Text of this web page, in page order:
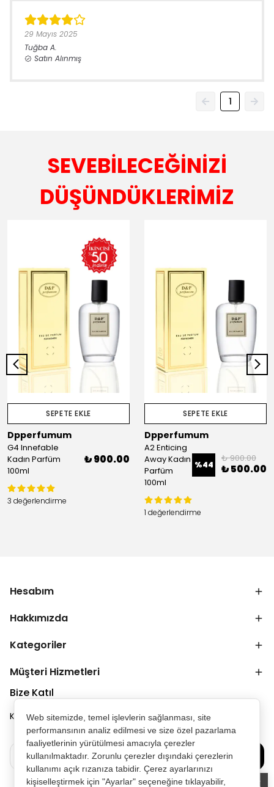
Web sitemizde, temel işlevlerin sağlanması, site
performansının analiz edilmesi ve size özel pazarlama
faaliyetlerinin yürütülmesi amacıyla çerezler
kullanılmaktadır. Zorunlu çerezler dışındaki çerezlerin
kullanımı açık rızanıza tabidir. Çerez ayarlarınızı
kişiselleştirmek için "Ayarlar" seçeneğine tıklayabilir,
29 Mayıs 2025
Tuğba A.
Satın Alınmış
1
SEVEBİLECEĞİNİZİ
DÜŞÜNDÜKLERİMİZ
SEPETE EKLE
Dpperfumum
G4 Innefable
Kadın Parfüm
100ml
₺ 900.00
3 değerlendirme
SEPETE EKLE
Dpperfumum
A2 Enticing
Away Kadın
Parfüm
100ml
%44
₺ 900.00
₺ 500.00
1 değerlendirme
Hesabım
Hakkımızda
Kategoriler
Müşteri Hizmetleri
Bize Katıl
Kampanya ve duyurulardan ilk senin haberin olsun.
Bize Katılın